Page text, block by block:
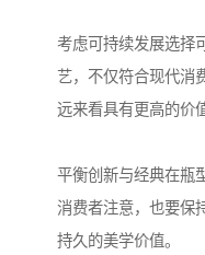
考虑可持续发展选择
艺，不仅符合现代消
远来看具有更高的价
平衡创新与经典在瓶
消费者注意，也要保
持久的美学价值。